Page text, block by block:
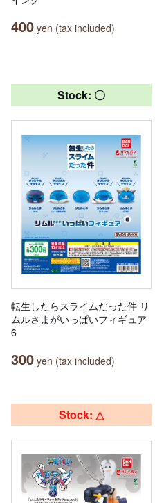
400 yen (tax included)
Stock: 〇
転生したらスライムだった件 リ
ムルさまがいっぱいフィギュア
6
300 yen (tax included)
Stock: △